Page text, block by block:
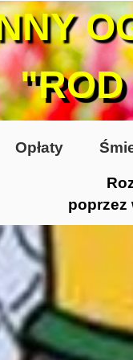
poprzez
te
te
Opłaty